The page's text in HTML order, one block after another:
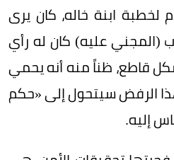
لخطبة ابنة خاله، كان يرى
(المجني عليه) كان له رأي
قاطع، ظناً منه أنه يحمي
الرفض سيتحول إلى «حكم
إليه.